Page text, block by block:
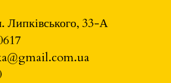
Липківського, 33-А